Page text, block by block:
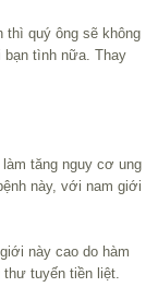
thì quý ông sẽ không
bạn tình nữa. Thay
tăng nguy cơ ung
này, với nam giới
này cao do hàm
tuyến tiền liệt.